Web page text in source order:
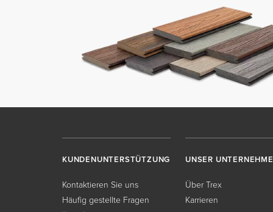
KUNDENUNTERSTÜTZUNG
Kontaktieren Sie uns
Häufig gestellte Fragen
UNSER
Über Trex
Karrieren